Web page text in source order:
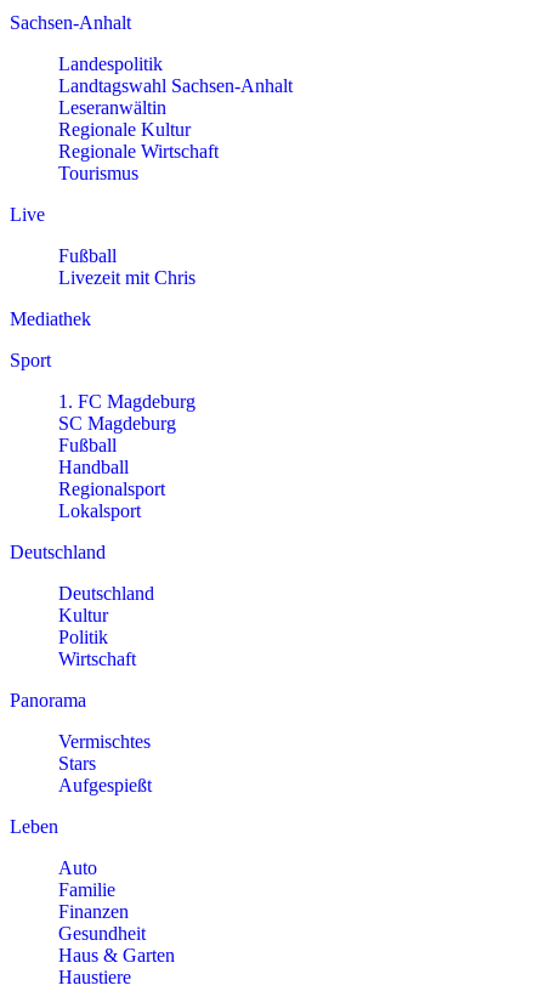
Sachsen-Anhalt
Landespolitik
Landtagswahl Sachsen-Anhalt
Leseranwältin
Regionale Kultur
Regionale Wirtschaft
Tourismus
Live
Fußball
Livezeit mit Chris
Mediathek
Sport
1. FC Magdeburg
SC Magdeburg
Fußball
Handball
Regionalsport
Lokalsport
Deutschland
Deutschland
Kultur
Politik
Wirtschaft
Panorama
Vermischtes
Stars
Aufgespießt
Leben
Auto
Familie
Finanzen
Gesundheit
Haus & Garten
Haustiere